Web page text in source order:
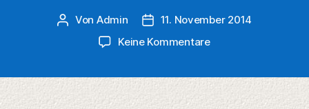
Beitragsautor
Von Admin Veröffentlichungsdatum
11. November 2014
Keine Kommentarezu
Bielstein:
Offenes